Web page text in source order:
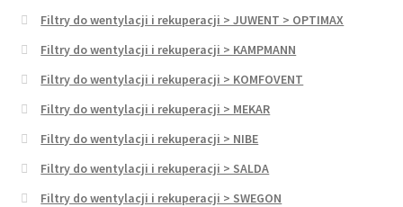
Filtry do wentylacji i rekuperacji > JUWENT > OPTIMAX
Filtry do wentylacji i rekuperacji > KAMPMANN
Filtry do wentylacji i rekuperacji > KOMFOVENT
Filtry do wentylacji i rekuperacji > MEKAR
Filtry do wentylacji i rekuperacji > NIBE
Filtry do wentylacji i rekuperacji > SALDA
Filtry do wentylacji i rekuperacji > SWEGON